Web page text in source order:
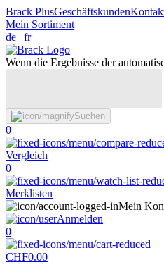
Brack PlusGeschäftskunden
Mein Sortiment
de | fr
Wenn die Ergebnisse der
Suchen
0
Vergleich
0
Merklisten
Mein
Anmelden
0
CHF0.00